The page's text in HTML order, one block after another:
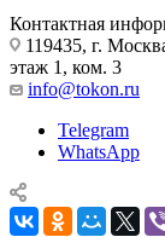
Контактная
119435, г.
этаж 1, ком. 3
info@tokon.ru
Telegram
WhatsApp